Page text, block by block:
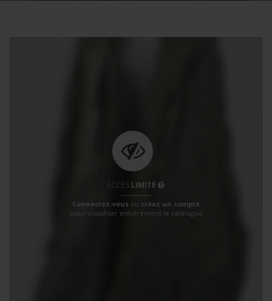
ACCÈS LIMITÉ
Connectez-vous ou créez un compte
pour visualiser entièrement le catalogue